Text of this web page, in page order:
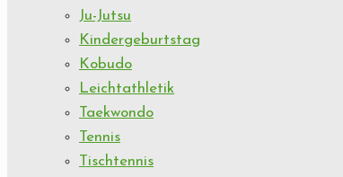
Ju-Jutsu
Kindergeburtstag
Kobudo
Leichtathletik
Taekwondo
Tennis
Tischtennis